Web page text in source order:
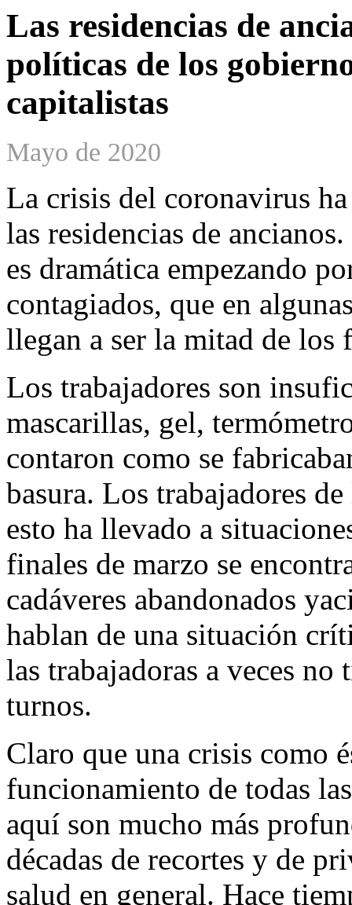
Las residencias de
políticas de los
capitalistas
Mayo de 2020
La crisis del coronavirus
las residencias de
es dramática empezando
contagiados, que en
llegan a ser la mitad de los
Los trabajadores son
mascarillas, gel,
contaron como se
basura. Los trabajadores
esto ha llevado a
finales de marzo se
cadáveres abandonados
hablan de una situación
las trabajadoras a veces no
turnos.
Claro que una crisis como
funcionamiento de todas
aquí son mucho más
décadas de recortes y de
salud en general. Hace